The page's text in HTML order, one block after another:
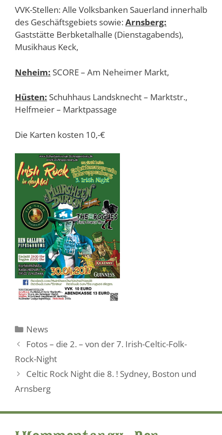
VVK-Stellen: Alle Volksbanken Sauerland innerhalb
des Geschäftsgebiets sowie:Arnsberg:
Gaststätte Berbketalhalle (Dienstagabends),
Musikhaus Keck,
Neheim: SCORE – Am Neheimer Markt,
Hüsten: Schuhhaus Landsknecht – Marktstr.,
Helfmeier – Marktpassage
Die Karten kosten 10,-€
Kategorien
News
Fotos – die 2. – von der 7. Irish-Celtic-Folk-
Rock-Night
Celtic Rock Night die 8. ! Sydney, Boston und
Arnsberg